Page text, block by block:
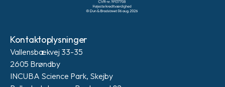
Kontaktoplysninger
Vallensbækvej 33-35
2605 Brøndby
INCUBA Science Park, Skejby